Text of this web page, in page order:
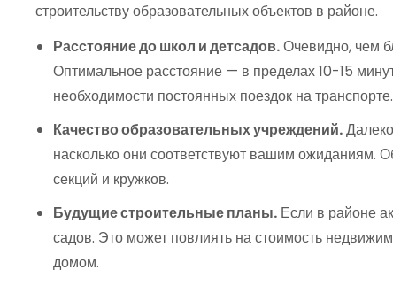
строительству образовательных объектов в районе.
Расстояние до школ и детсадов.Очевидно, чем
Оптимальное расстояние — в пределах 10-15
необходимости постоянных поездок на транспорте.
Качество образовательных учреждений.
насколько они соответствуют вашим ожиданиям.
секций и кружков.
Будущие строительные планы. Если в районе
садов. Это может повлиять на стоимость
домом.